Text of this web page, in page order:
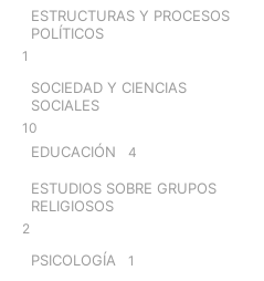
ESTRUCTURAS Y PROCESOS
POLÍTICOS
1
SOCIEDAD Y CIENCIAS
SOCIALES
10
EDUCACIÓN 4
ESTUDIOS SOBRE GRUPOS
RELIGIOSOS
2
PSICOLOGÍA 1